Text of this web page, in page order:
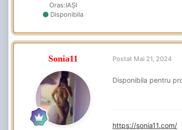
Oras:IAȘI
Disponibila
Sonia11 Postat Mai 21, 2024
Disponibila pentru
https://sonia11.com/